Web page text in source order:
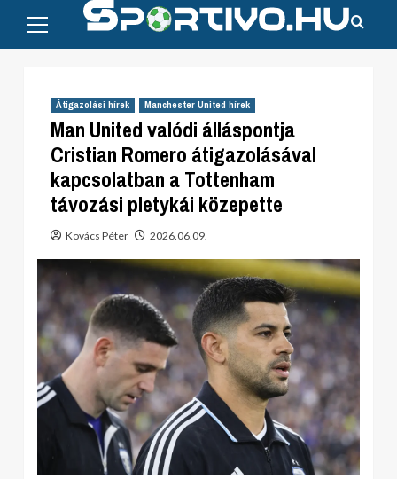
content
Menu
Átigazolási hírek Manchester United hírek
Man United valódi álláspontja
Cristian Romero átigazolásával
kapcsolatban a Tottenham
távozási pletykái közepette
Kovács Péter 2026.06.09.